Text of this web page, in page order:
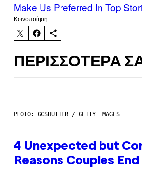
Make Us Preferred In Top
Kοινοποίηση
ΠΕΡΙΣΣΌΤΕΡΑ
PHOTO: GCSHUTTER / GETTY IMAGES
4 Unexpected but
Reasons Couples End